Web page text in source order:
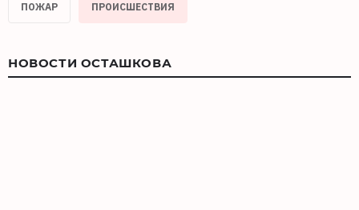
ПОЖАР ПРОИСШЕСТВИЯ
НОВОСТИ ОСТАШКОВА